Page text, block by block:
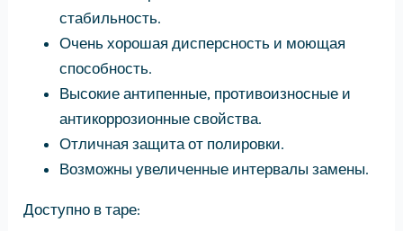
стабильность.
Очень хорошая дисперсность и моющая
способность.
Высокие антипенные, противоизносные и
антикоррозионные свойства.
Отличная защита от полировки.
Возможны увеличенные интервалы замены.
Доступно в таре: